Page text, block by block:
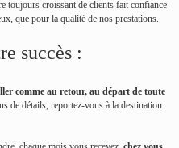
toujours croissant de clients fait confiance
que pour la qualité de nos prestations.
succès :
comme au retour, au départ de toute
de détails, reportez-vous à la destination